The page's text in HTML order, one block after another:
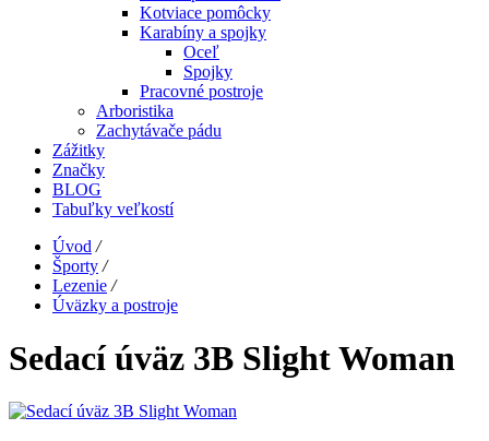
Kotviace pomôcky
Karabíny a spojky
Oceľ
Spojky
Pracovné postroje
Arboristika
Zachytávače pádu
Zážitky
Značky
BLOG
Tabuľky veľkostí
Úvod /
Športy /
Lezenie /
Úväzky a postroje
Sedací úväz 3B Slight Woman